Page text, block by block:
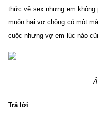
thức về sex nhưng em
muốn hai vợ chồng có một
cuộc nhưng vợ em lúc nào
Trả lời